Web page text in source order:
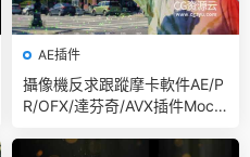
AE插件
攝像機反求跟蹤摩卡軟件AE/P
R/OFX/達芬奇/AVX插件Moch